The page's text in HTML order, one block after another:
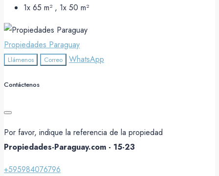
1x 65 m² , 1x 50 m²
Propiedades Paraguay
Llámenos Correo WhatsApp
Contáctenos
Por favor, indique la referencia de la propiedad
Propiedades-Paraguay.com - 15-23
+595984076796